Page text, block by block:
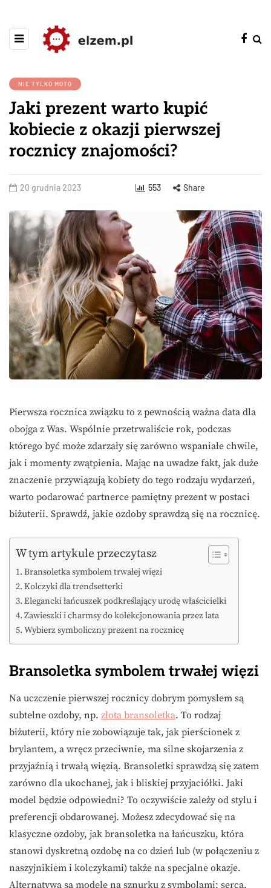
NIE TYLKO MOTO
Jaki prezent warto kupić
kobiecie z okazji pierwszej
rocznicy znajomości?
20 grudnia 2023 553 Share
Pierwsza rocznica związku to z pewnością ważna data dla
obojga z Was. Wspólnie przetrwaliście rok, podczas
którego być może zdarzały się zarówno wspaniałe chwile,
jak i momenty zwątpienia. Mając na uwadze fakt, jak duże
znaczenie przywiązują kobiety do tego rodzaju wydarzeń,
warto podarować partnerce pamiętny prezent w postaci
biżuterii. Sprawdź, jakie ozdoby sprawdzą się na rocznicę.
W tym artykule przeczytasz
Bransoletka symbolem trwałej więzi
Kolczyki dla trendsetterki
Elegancki łańcuszek podkreślający urodę właścicielki
Zawieszki i charmsy do kolekcjonowania przez lata
Wybierz symboliczny prezent na rocznicę
Bransoletka symbolem trwałej więzi
Na uczczenie pierwszej rocznicy dobrym pomysłem są
subtelne ozdoby, np. złota bransoletka. To rodzaj
biżuterii, który nie zobowiązuje tak, jak pierścionek z
brylantem, a wręcz przeciwnie, ma silne skojarzenia z
przyjaźnią i trwałą więzią. Bransoletki sprawdzą się zatem
zarówno dla ukochanej, jak i bliskiej przyjaciółki. Jaki
model będzie odpowiedni? To oczywiście zależy od stylu i
preferencji obdarowanej. Możesz zdecydować się na
klasyczne ozdoby, jak bransoletka na łańcuszku, która
stanowi dyskretną ozdobę na co dzień lub (w połączeniu z
naszyjnikiem i kolczykami) także na specjalne okazje.
Alternatywą są modele na sznurku z symbolami: serca,